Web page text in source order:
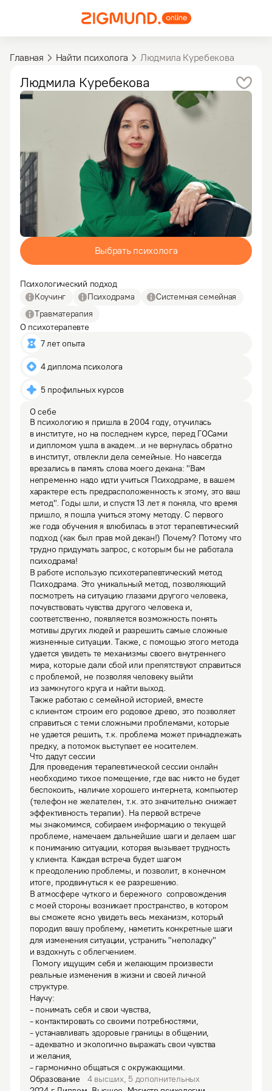
Главная Найти психолога Людмила Куребекова
Людмила Куребекова
Выбрать психолога
Психологический подход
Коучинг
Психодрама
Системная семейная
Травматерапия
О психотерапевте
7 лет опыта
4 диплома психолога
5 профильных курсов
О себе
В психологию я пришла в 2004 году, отучилась
в институте, но на последнем курсе, перед ГОСами
и дипломом ушла в академ...и не вернулась обратно
в институт, отвлекли дела семейные. Но навсегда
врезались в память слова моего декана: "Вам
непременно надо идти учиться Психодраме, в вашем
характере есть предрасположенность к этому, это ваш
метод". Годы шли, и спустя 13 лет я поняла, что время
пришло, я пошла учиться этому методу. С первого
же года обучения я влюбилась в этот терапевтический
подход (как был прав мой декан!) Почему? Потому что
трудно придумать запрос, с которым бы не работала
психодрама!
В работе использую психотерапевтический метод
Психодрама. Это уникальный метод, позволяющий
посмотреть на ситуацию глазами другого человека,
почувствовать чувства другого человека и,
соответственно, появляется возможность понять
мотивы других людей и разрешить самые сложные
жизненные ситуации. Также, с помощью этого метода
удается увидеть те механизмы своего внутреннего
мира, которые дали сбой или препятствуют справиться
с проблемой, не позволяя человеку выйти
из замкнутого круга и найти выход.
Также работаю с семейной историей, вместе
с клиентом строим его родовое древо, это позволяет
справиться с теми сложными проблемами, которые
не удается решить, т.к. проблема может принадлежать
предку, а потомок выступает ее носителем.
Что дадут сессии
Для проведения терапевтической сессии онлайн
необходимо тихое помещение, где вас никто не будет
беспокоить, наличие хорошего интернета, компьютер
(телефон не желателен, т.к. это значительно снижает
эффективность терапии). На первой встрече
мы знакомимся, собираем информацию о текущей
проблеме, намечаем дальнейшие шаги и делаем шаг
к пониманию ситуации, которая вызывает трудность
у клиента. Каждая встреча будет шагом
к преодолению проблемы, и позволит, в конечном
итоге, продвинуться к ее разрешению.
В атмосфере чуткого и бережного  сопровождения
с моей стороны возникает пространство, в котором
вы сможете ясно увидеть весь механизм, который
породил вашу проблему, наметить конкретные шаги
для изменения ситуации, устранить "неполадку"
и вздохнуть с облегчением.
реальные изменения в жизни и своей личной
структуре.
Научу:
- понимать себя и свои чувства,
- контактировать со своими потребностями,
- устанавливать здоровые границы в общении,
- адекватно и экологично выражать свои чувства
и желания,
- гармонично общаться с окружающими.
Образование
4высших, 5дополнительных